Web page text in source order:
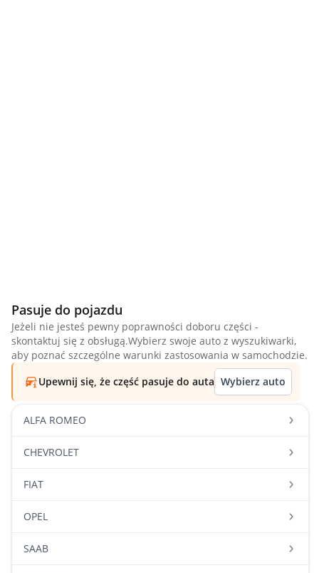
Pasuje do pojazdu
Jeżeli nie jesteś pewny poprawności doboru części -
skontaktuj się z obsługą.Wybierz swoje auto z wyszukiwarki,
aby poznać szczególne warunki zastosowania w samochodzie.
Upewnij się, że część pasuje do auta Wybierz auto
ALFA ROMEO
CHEVROLET
FIAT
OPEL
SAAB